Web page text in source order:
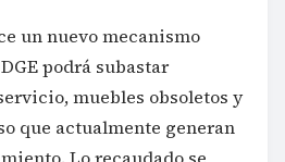
un nuevo mecanismo
podrá subastar
muebles obsoletos y
que actualmente generan